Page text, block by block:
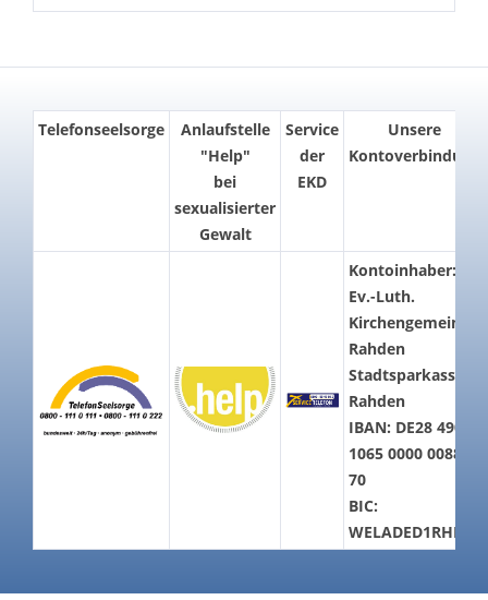
Telefonseelsorge
Anlaufstelle
"Help"
bei
sexualisierter
Gewalt
Service
der
EKD
Unsere
Kontoverbindung
Kontoinhaber:
Ev.-Luth.
Kirchengemeinde
Rahden
Stadtsparkasse
Rahden
IBAN: DE28 4905
1065 0000 0088
70
BIC:
WELADED1RHD